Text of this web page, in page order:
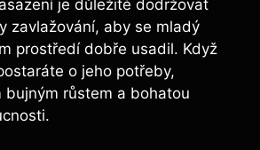
je důležité dodržovat
zavlažování, aby se mladý
prostředí dobře usadil. Když
o jeho potřeby,
bujným růstem a bohatou